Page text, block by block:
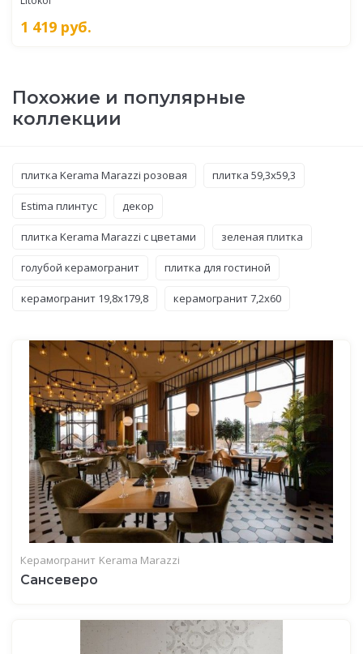
1 419 руб.
Похожие и популярные
коллекции
плитка Kerama Marazzi розовая плитка 59,3x59,3
Estima плинтус декор
плитка Kerama Marazzi с цветами зеленая плитка
голубой керамогранит плитка для гостиной
керамогранит 19,8x179,8 керамогранит 7,2x60
Керамогранит Kerama Marazzi
Сансеверо